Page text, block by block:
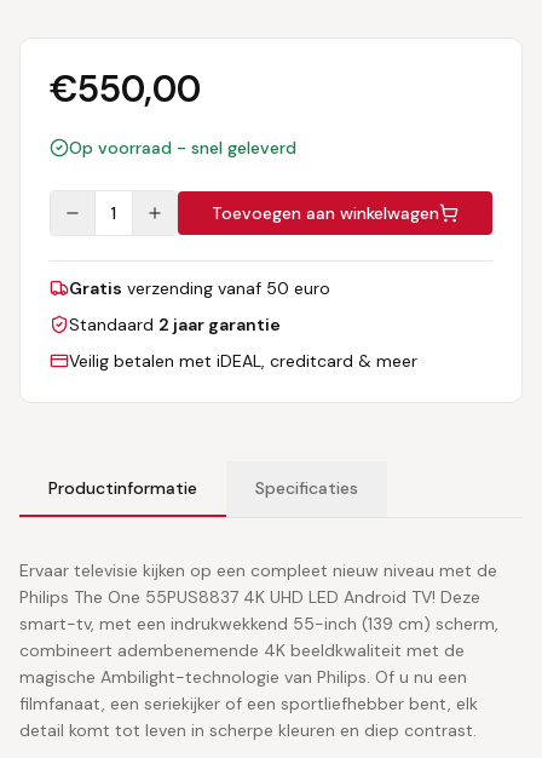
€550,00
Op voorraad - snel geleverd
1 Toevoegen aan winkelwagen
Gratis verzending vanaf 50 euro
Standaard 2 jaar garantie
Veilig betalen met iDEAL, creditcard & meer
Productinformatie Specificaties
Ervaar televisie kijken op een compleet nieuw niveau met de
Philips The One 55PUS8837 4K UHD LED Android TV! Deze
smart-tv, met een indrukwekkend 55-inch (139 cm) scherm,
combineert adembenemende 4K beeldkwaliteit met de
magische Ambilight-technologie van Philips. Of u nu een
filmfanaat, een seriekijker of een sportliefhebber bent, elk
detail komt tot leven in scherpe kleuren en diep contrast.